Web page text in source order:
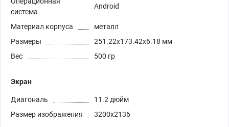
система
Android
Материал корпуса
металл
Размеры
251.22x173.42x6.18 мм
Вес
500 гр
Экран
Диагональ
11.2 дюйм
Размер изображения
3200x2136